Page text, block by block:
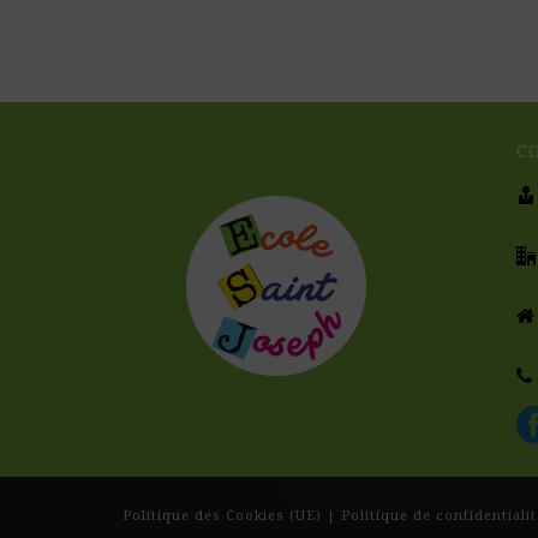
Politique des Cookies (UE) | Politique de